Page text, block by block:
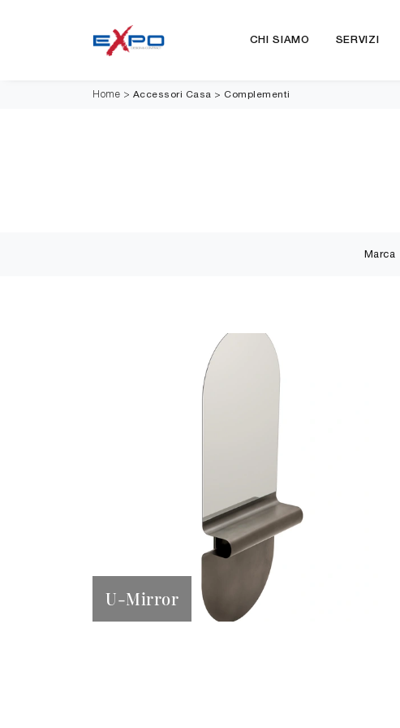
CHI SIAMO SERVIZI
Home > Accessori Casa > Complementi
Marca
U-Mirror